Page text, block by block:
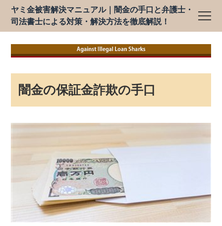
ヤミ金被害解決マニュアル｜闇金の手口と弁護士・
司法書士による対策・解決方法を徹底解説！
闇金の保証金詐欺の手口